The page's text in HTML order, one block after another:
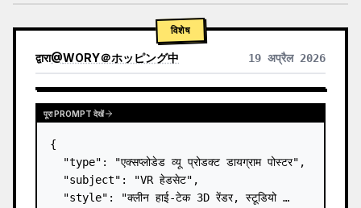
विशेष
द्वारा@WORY＠ホッピング中 19 अप्रैल 2026
पूरा PROMPT देखें
{
  "type": "एक्सप्लोडेड व्यू प्रोडक्ट डायग्राम पोस्टर",
  "subject": "VR हेडसेट",
  "style": "क्लीन हाई-टेक 3D रेंडर, स्टूडियो